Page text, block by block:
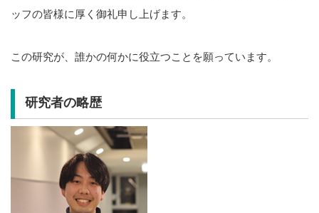
ッフの皆様に厚く御礼申し上げます。
この研究が、誰かの何かに役立つことを願っています。
研究者の略歴